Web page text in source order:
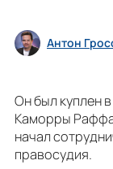
Антон
Он был куплен
Каморры
начал
правосудия.